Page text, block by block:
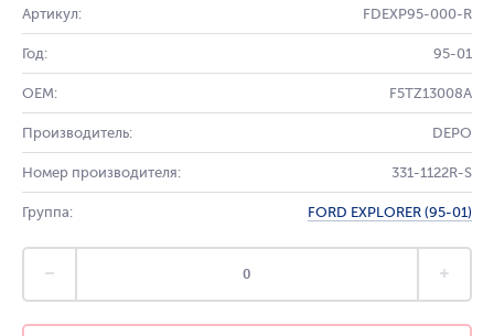
Артикул: FDEXP95-000-R
Год: 95-01
OEM: F5TZ13008A
Производитель: DEPO
Номер производителя: 331-1122R-S
Группа: FORD EXPLORER (95-01)